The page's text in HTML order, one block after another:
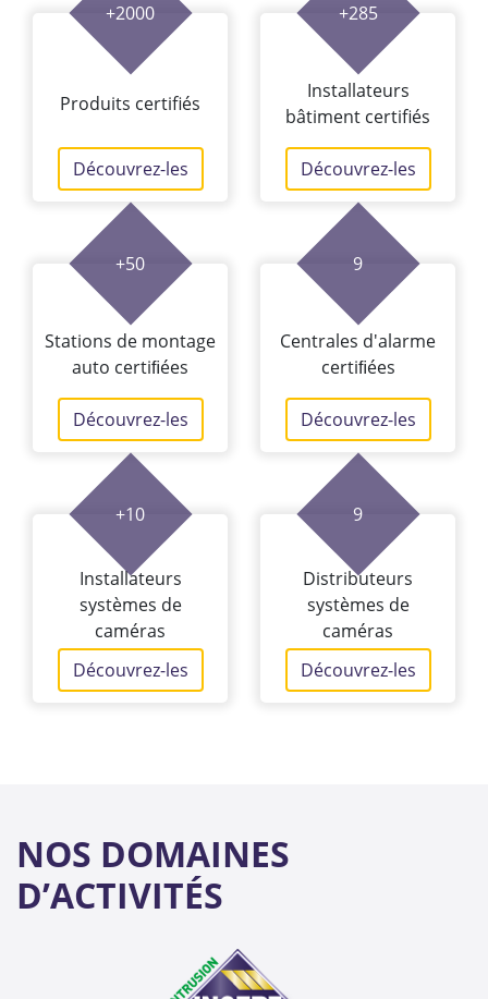
+2000
Produits certifiés
Découvrez-les
+285
Installateurs
bâtiment certifiés
Découvrez-les
+50
Stations de montage
auto certiﬁées
Découvrez-les
9
Centrales d'alarme
certiﬁées
Découvrez-les
+10
Installateurs
systèmes de
caméras
Découvrez-les
9
Distributeurs
systèmes de
caméras
Découvrez-les
NOS DOMAINES
D’ACTIVITÉS